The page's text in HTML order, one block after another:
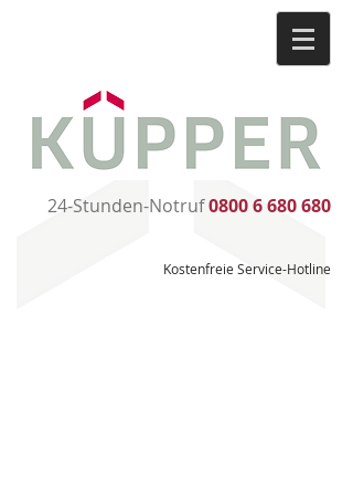
24-Stunden-Notruf0800 6 680 680
Kostenfreie Service-Hotline